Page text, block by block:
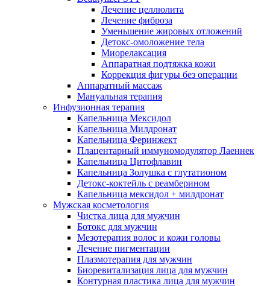
Лечение целлюлита
Лечение фиброза
Уменьшение жировых отложений
Детокс-омоложение тела
Миорелаксация
Аппаратная подтяжка кожи
Коррекция фигуры без операции
Аппаратный массаж
Мануальная терапия
Инфузионная терапия
Капельница Мексидол
Капельница Милдронат
Капельница Феринжект
Плацентарный иммуномодулятор Лаеннек
Капельница Цитофлавин
Капельница Золушка с глутатионом
Детокс-коктейль с реамберином
Капельница мексидол + милдронат
Мужская косметология
Чистка лица для мужчин
Ботокс для мужчин
Мезотерапия волос и кожи головы
Лечение пигментации
Плазмотерапия для мужчин
Биоревитализация лица для мужчин
Контурная пластика лица для мужчин